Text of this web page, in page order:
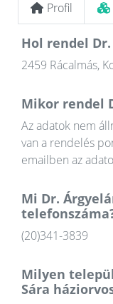
Profil
Hol rendel
2459 Rácalmás,
Mikor rendel
Az adatok nem
van a rendelés
emailben az
Mi Dr.
(20)341-3839
Milyen
Sára